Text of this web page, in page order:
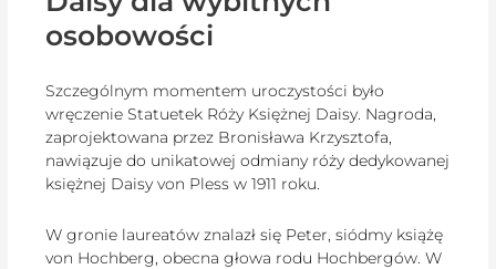
osobowości
Szczególnym momentem uroczystości było
wręczenie Statuetek Róży Księżnej Daisy. Nagroda,
zaprojektowana przez Bronisława Krzysztofa,
nawiązuje do unikatowej odmiany róży dedykowanej
księżnej Daisy von Pless w 1911 roku.
W gronie laureatów znalazł się Peter, siódmy książę
von Hochberg, obecna głowa rodu Hochbergów. W